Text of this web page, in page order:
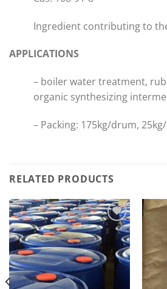
Ingredient contributing to
APPLICATIONS
– boiler water treatment,
organic synthesizing
– Packing: 175kg/drum,
RELATED PRODUCTS
Add to
wishlist